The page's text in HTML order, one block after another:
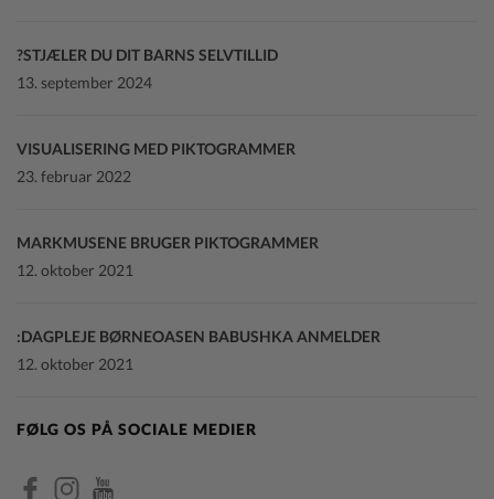
STJÆLER DU DIT BARNS SELVTILLID?
13. september 2024
VISUALISERING MED PIKTOGRAMMER
23. februar 2022
MARKMUSENE BRUGER PIKTOGRAMMER
12. oktober 2021
DAGPLEJE BØRNEOASEN BABUSHKA ANMELDER:
12. oktober 2021
FØLG OS PÅ SOCIALE MEDIER